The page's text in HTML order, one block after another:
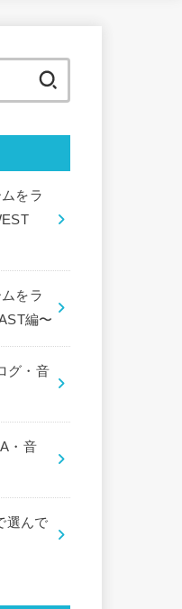
をラ
をラ
編〜
グ・音
・音
選んで